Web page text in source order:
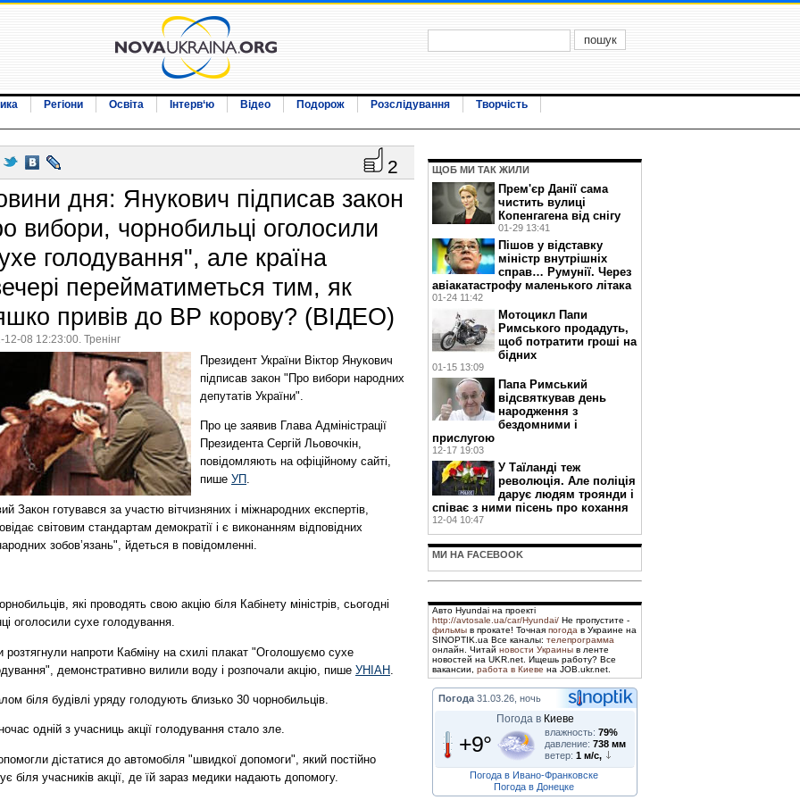
Регіони Освіта Інтерв‘ю Відео Подорож Розслідування Творчість
2
дня: Янукович підписав закон
вибори, чорнобильці оголосили
голодування", але країна
перейматиметься тим, як
привів до ВР корову? (ВІДЕО)
12-08 12:23:00. Тренінг
Президент України Віктор Янукович
підписав закон "Про вибори народних
депутатів України".
Про це заявив Глава Адміністрації
Президента Сергій Льовочкін,
повідомляють на офіційному сайті,
пише УП .
Закон готувався за участю вітчизняних і міжнародних експертів,
світовим стандартам демократії і є виконанням відповідних
зобов’язань", йдеться в повідомленні.
які проводять свою акцію біля Кабінету міністрів, сьогодні
оголосили сухе голодування.
розтягнули напроти Кабміну на схилі плакат "Оголошуємо сухе
демонстративно вилили воду і розпочали акцію, пише УНІАН
біля будівлі уряду голодують близько 30 чорнобильців.
одній з учасниць акції голодування стало зле.
дістатися до автомобіля "швидкої допомоги", який постійно
біля учасників акції, де їй зараз медики надають допомогу.
ЩОБ МИ ТАК ЖИЛИ
Прем'єр Данії сама
чистить вулиці
Копенгагена від снігу
01-29 13:41
Пішов у відставку
міністр внутрішніх
справ… Румунії. Через
авіакатастрофу маленького літака
01-24 11:42
Мотоцикл Папи
Римського продадуть,
щоб потратити гроші на
бідних
01-15 13:09
Папа Римський
відсвяткував день
народження з
бездомними і
прислугою
12-17 19:03
У Таїланді теж
революція. Але поліція
дарує людям троянди і
співає з ними пісень про кохання
12-04 10:47
МИ НА FACEBOOK
Авто Hyundai на проекті
http://avtosale.ua/car/Hyundai/ Не пропустите -
фильмы в прокате! Точная погода в Украине на
SINOPTIK.ua Все каналы: телепрограмма
онлайн. Читай новости Украины в ленте
новостей на UKR.net. Ищешь работу? Все
вакансии, работа в Киеве на JOB.ukr.net.
Погода 31.03.26, ночь
Погода в Киеве
+9° влажность: 79%
давление: 738 мм
ветер: 1 м/с,
Погода в Ивано-Франковске
Погода в Донецке